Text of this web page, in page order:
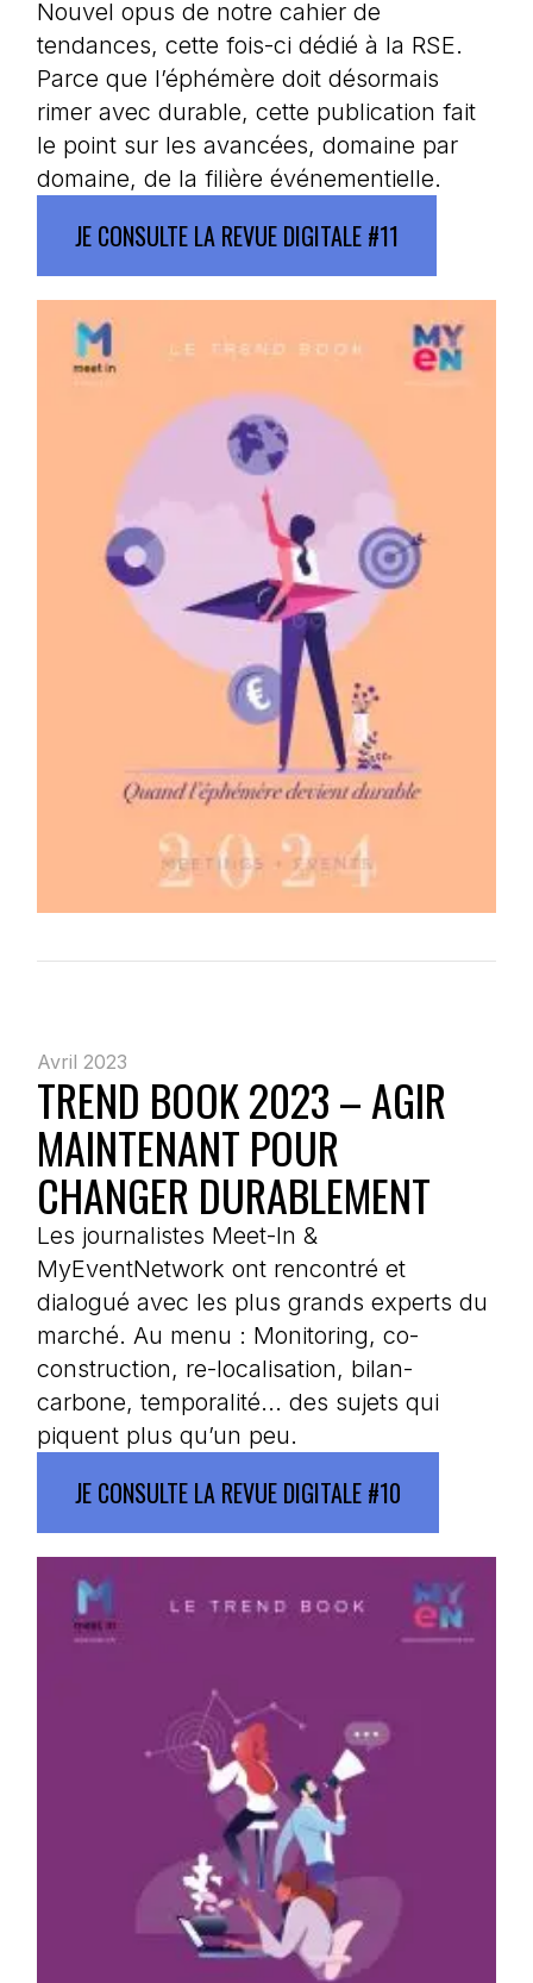
Nouvel opus de notre cahier de
tendances, cette fois-ci dédié à la RSE.
Parce que l’éphémère doit désormais
rimer avec durable, cette publication fait
le point sur les avancées, domaine par
domaine, de la filière événementielle.
JE CONSULTE LA REVUE DIGITALE #11
Avril 2023
TREND BOOK 2023 – AGIR
MAINTENANT POUR
CHANGER DURABLEMENT
Les journalistes Meet-In &
MyEventNetwork ont rencontré et
dialogué avec les plus grands experts du
marché. Au menu : Monitoring, co-
construction, re-localisation, bilan-
carbone, temporalité... des sujets qui
piquent plus qu’un peu.
JE CONSULTE LA REVUE DIGITALE #10